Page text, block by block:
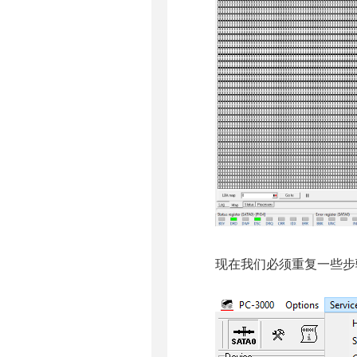
现在我们必须重复一些